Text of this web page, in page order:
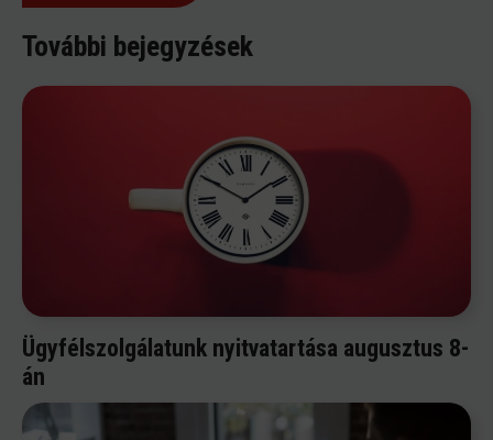
További bejegyzések
Ügyfélszolgálatunk nyitvatartása augusztus 8-
án